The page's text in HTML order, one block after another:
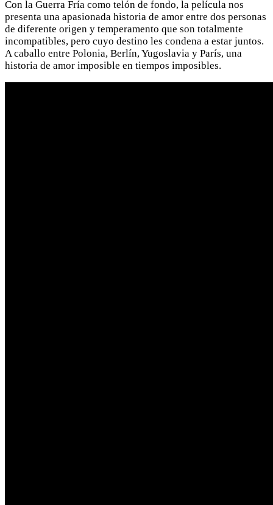
Con la Guerra Fría como telón de fondo, la película nos
presenta una apasionada historia de amor entre dos personas
de diferente origen y temperamento que son totalmente
incompatibles, pero cuyo destino les condena a estar juntos.
A caballo entre Polonia, Berlín, Yugoslavia y París, una
historia de amor imposible en tiempos imposibles.